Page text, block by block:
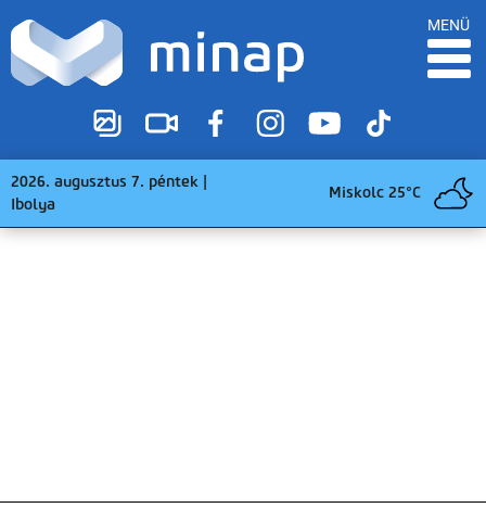
MENÜ
2026. augusztus 7. péntek |
Ibolya
Miskolc 25°C